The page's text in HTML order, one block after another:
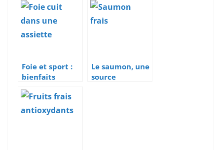
Foie et sport :
bienfaits
nutritionnels,
fer et
vitamines B
pour le sportif
Le saumon, une
source